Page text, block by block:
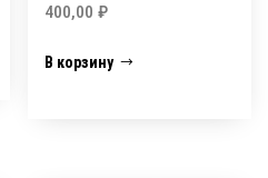
400,00₽
В корзину